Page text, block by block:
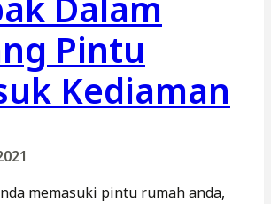
Pintu
Kediaman
memasuki pintu rumah anda,